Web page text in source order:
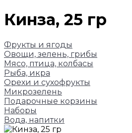
Кинза, 25 гр
Фрукты и ягоды
Овощи, зелень, грибы
Мясо, птица, колбасы
Рыба, икра
Орехи и сухофрукты
Микрозелень
Подарочные корзины
Наборы
Вода, напитки